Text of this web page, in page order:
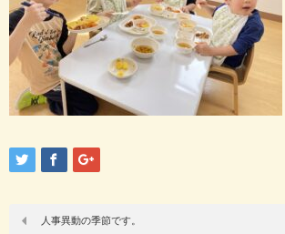
人事異動の季節です。